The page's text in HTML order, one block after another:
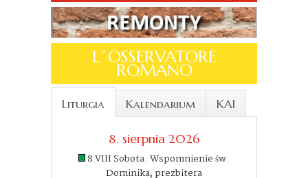
L´OSSERVATORE
ROMANO
Liturgia Kalendarium KAI
8. sierpnia 2026
8 VIII Sobota. Wspomnienie św.
Dominika, prezbitera